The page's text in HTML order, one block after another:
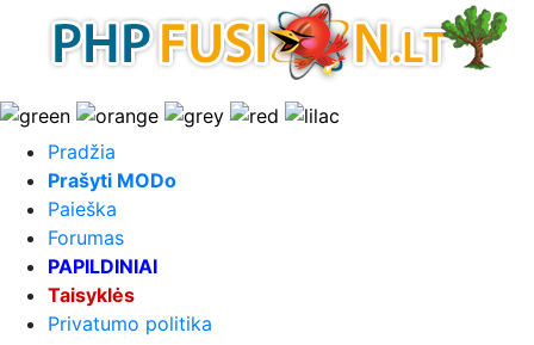
Pradžia
Prašyti MODo
Paieška
Forumas
PAPILDINIAI
Taisyklės
Privatumo politika